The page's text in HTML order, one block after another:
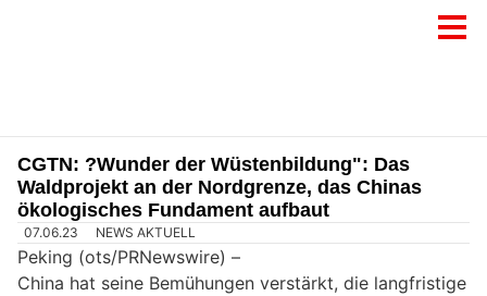
CGTN: ?Wunder der Wüstenbildung": Das
Waldprojekt an der Nordgrenze, das Chinas
ökologisches Fundament aufbaut
07.06.23 NEWS AKTUELL
Peking (ots/PRNewswire) –
China hat seine Bemühungen verstärkt, die langfristige